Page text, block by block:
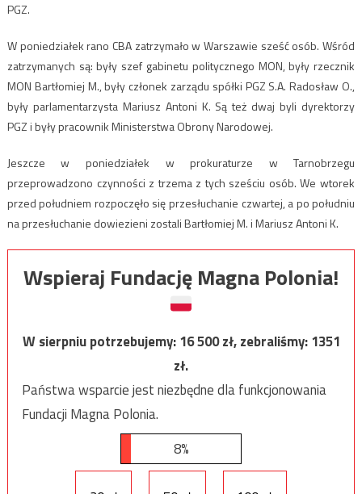
PGZ.
W poniedziałek rano CBA zatrzymało w Warszawie sześć osób. Wśród
zatrzymanych są: były szef gabinetu politycznego MON, były rzecznik
MON Bartłomiej M., były członek zarządu spółki PGZ S.A. Radosław O.,
były parlamentarzysta Mariusz Antoni K. Są też dwaj byli dyrektorzy
PGZ i były pracownik Ministerstwa Obrony Narodowej.
Jeszcze w poniedziałek w prokuraturze w Tarnobrzegu
przeprowadzono czynności z trzema z tych sześciu osób. We wtorek
przed południem rozpoczęło się przesłuchanie czwartej, a po południu
na przesłuchanie dowiezieni zostali Bartłomiej M. i Mariusz Antoni K.
Wspieraj Fundację Magna Polonia!
W sierpniu potrzebujemy:16 500zł, zebraliśmy:1351
zł.
Państwa wsparcie jest niezbędne dla funkcjonowania
Fundacji Magna Polonia.
8%